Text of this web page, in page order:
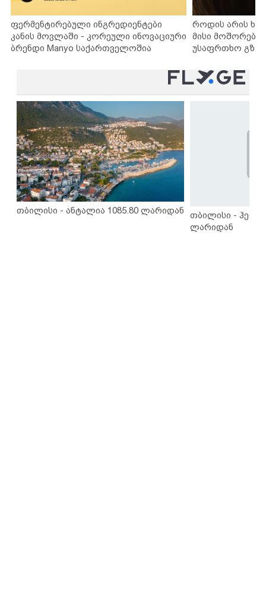
ფერმენტირებული ინგრედიენტები
კანის მოვლაში - კორეული ინოვაციური
ბრენდი Manyo საქართველოშია
როდის არის
მისი
უსაფრთხო
თბილისი - ანტალია 1085.80 ლარიდან
თბილისი -
ლარიდან